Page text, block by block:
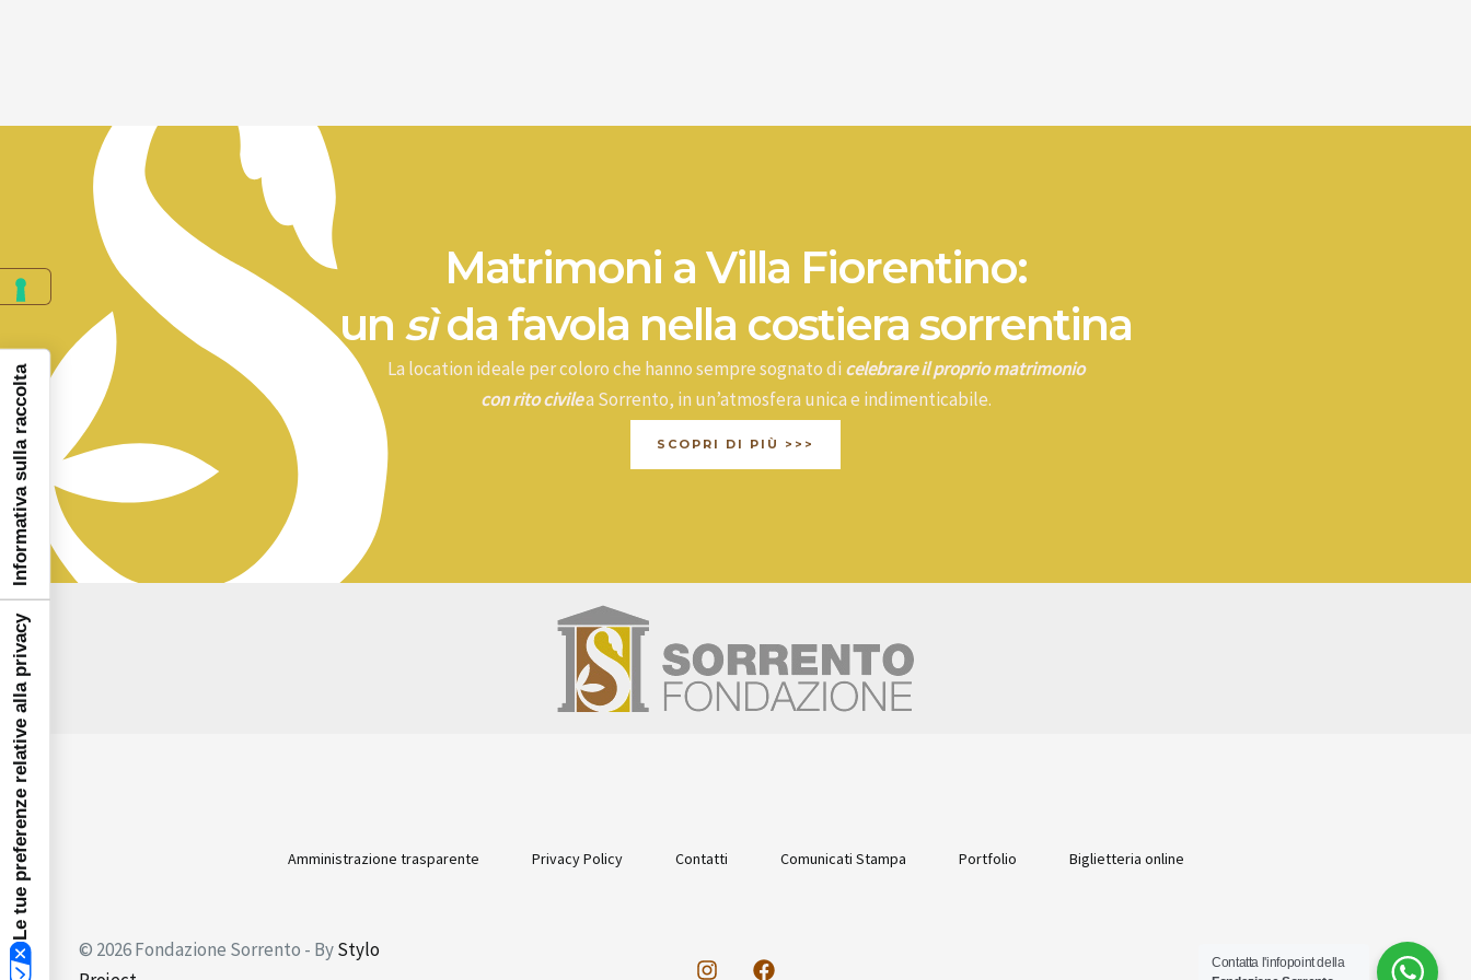
Matrimoni a Villa Fiorentino:
un sìda favola nella costiera sorrentina
La location ideale per coloro che hanno sempre sognato di celebrare il proprio matrimonio
con rito civilea Sorrento, in un’atmosfera unica e indimenticabile.
SCOPRI DI PIÙ >>>
Amministrazione trasparente Privacy Policy Contatti Comunicati Stampa Portfolio Biglietteria online
© 2026 Fondazione Sorrento - ByStylo
Contatta l'infopoint della
Le tue preferenze relative alla privacy
Informativa sulla raccolta